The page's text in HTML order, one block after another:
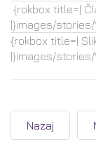
{rokbox title=|
|}images/
{rokbox title=|
|}images/
Nazaj